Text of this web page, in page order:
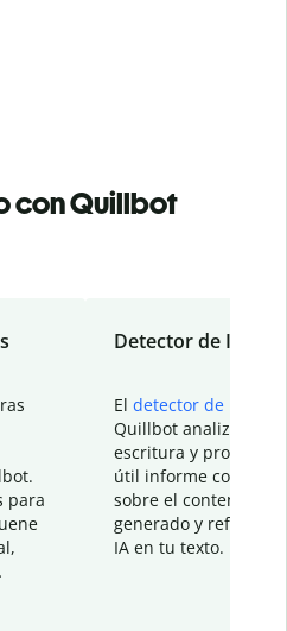
con Quillbot
para
Detector de IA
El detector de IA
Quillbot analiza tu
escritura y
útil informe con
sobre el contenido
generado y refinado
IA en tu texto.